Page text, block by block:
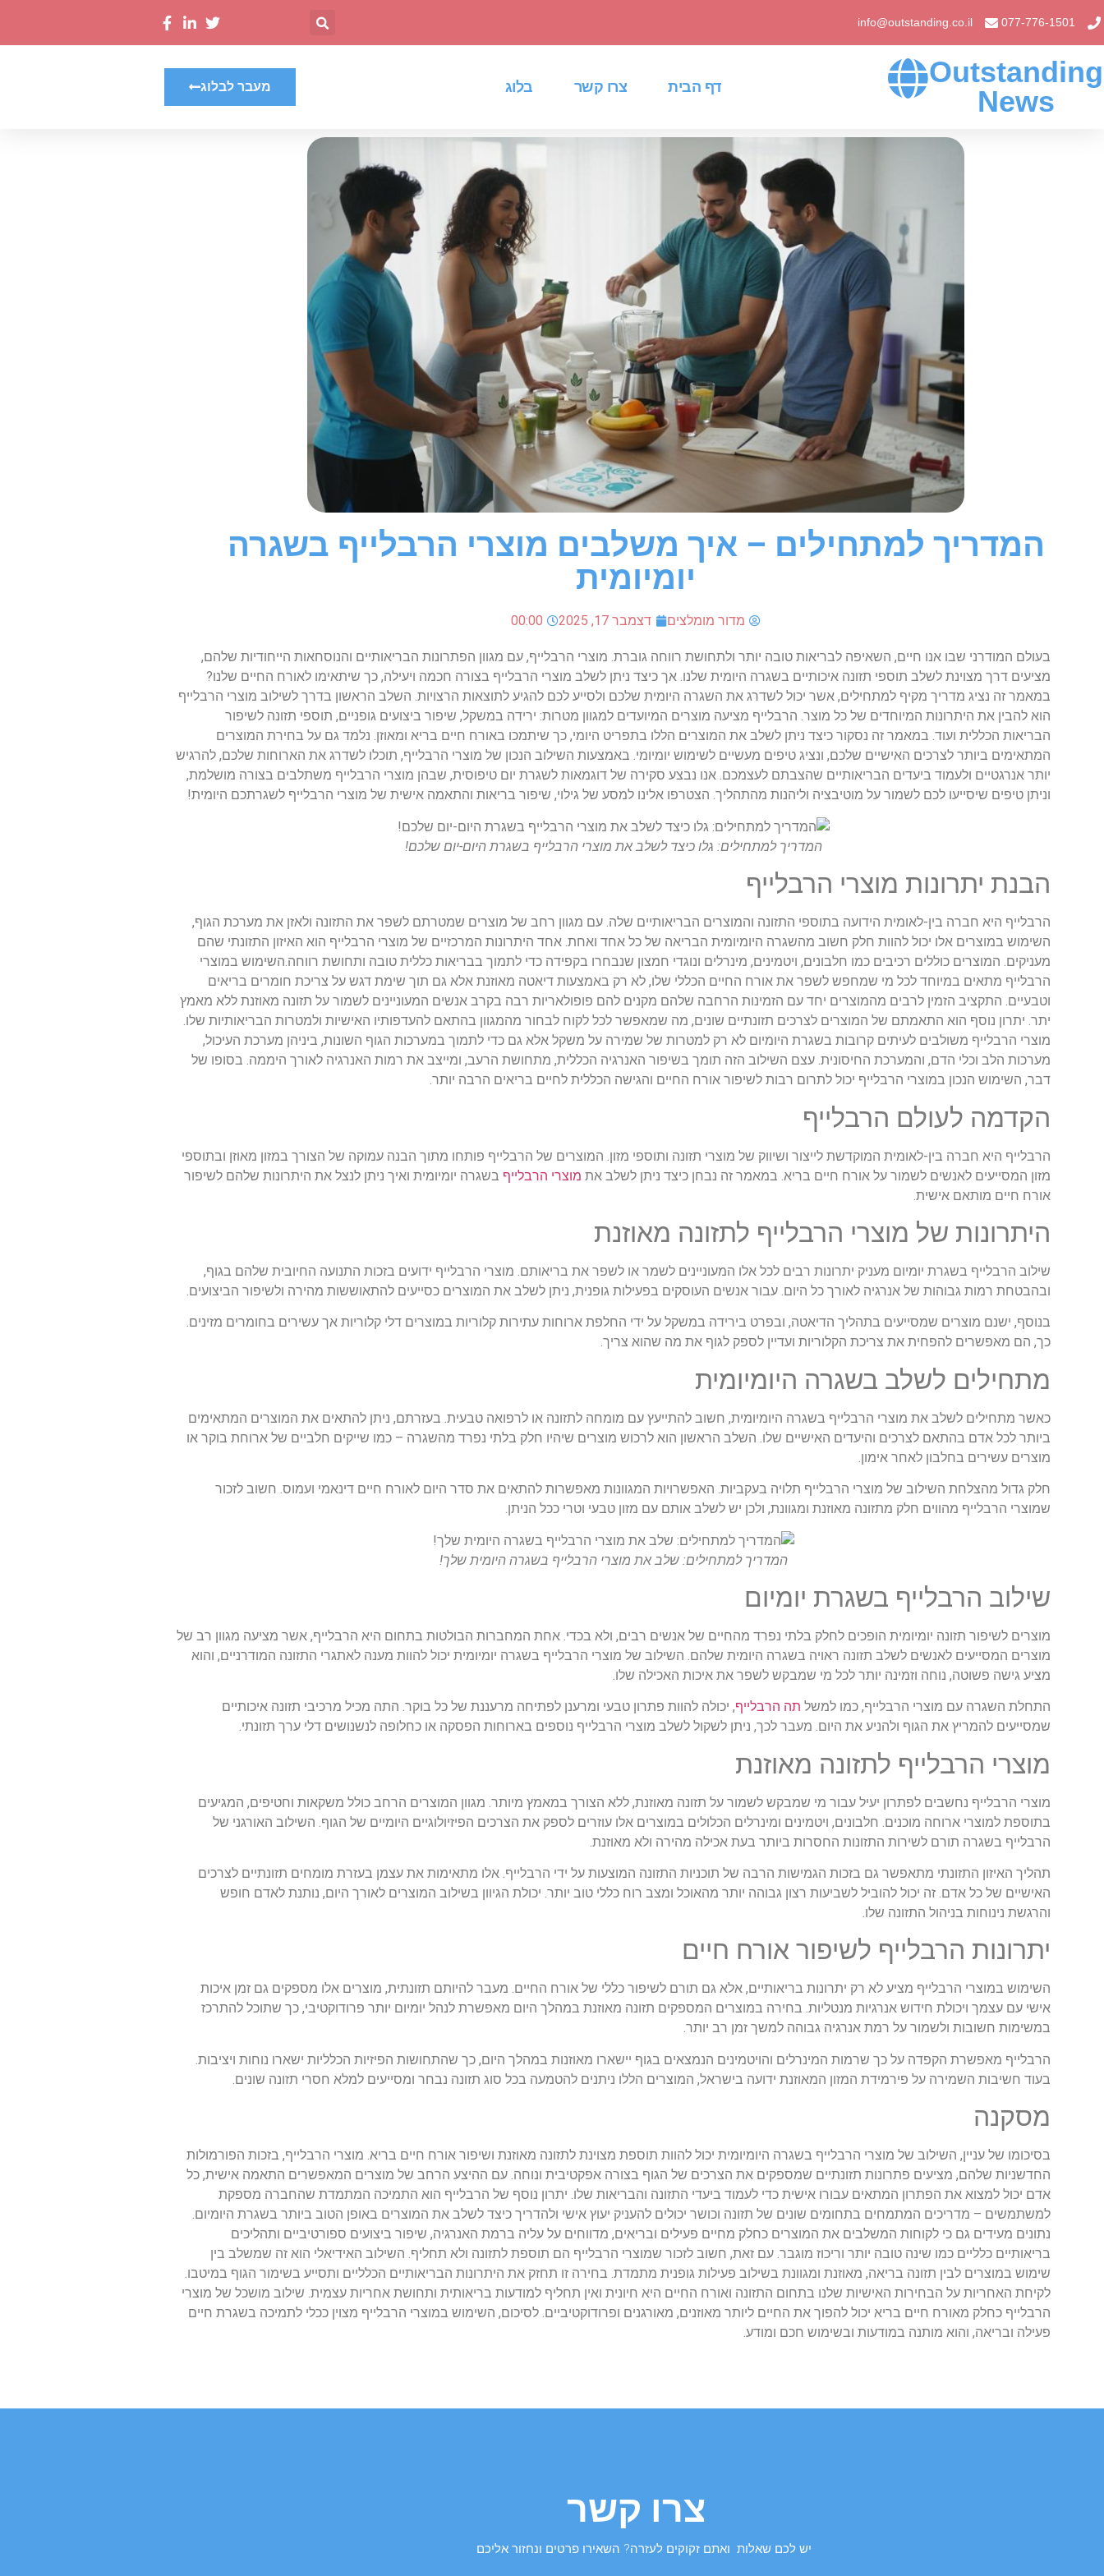
077-776-1501
info@outstanding.co.il
Outstanding
News
דף הבית צרו קשר בלוג מעבר לבלוג
המדריך למתחילים – איך משלבים מוצרי הרבלייף בשגרה
יומיומית
מדור מומלצים דצמבר 17, 2025 00:00
בעולם המודרני שבו אנו חיים, השאיפה לבריאות טובה יותר ולתחושת רווחה גוברת. מוצרי הרבלייף, עם מגוון הפתרונות הבריאותיים והנוסחאות הייחודיות שלהם,
מציעים דרך מצוינת לשלב תוספי תזונה איכותיים בשגרה היומית שלנו. אך כיצד ניתן לשלב מוצרי הרבלייף בצורה חכמה ויעילה, כך שיתאימו לאורח החיים שלנו?
במאמר זה נציג מדריך מקיף למתחילים, אשר יכול לשדרג את השגרה היומית שלכם ולסייע לכם להגיע לתוצאות הרצויות. השלב הראשון בדרך לשילוב מוצרי הרבלייף
הוא להבין את היתרונות המיוחדים של כל מוצר. הרבלייף מציעה מוצרים המיועדים למגוון מטרות: ירידה במשקל, שיפור ביצועים גופניים, תוספי תזונה לשיפור
הבריאות הכללית ועוד. במאמר זה נסקור כיצד ניתן לשלב את המוצרים הללו בתפריט היומי, כך שיתמכו באורח חיים בריא ומאוזן. נלמד גם על בחירת המוצרים
המתאימים ביותר לצרכים האישיים שלכם, ונציג טיפים מעשיים לשימוש יומיומי. באמצעות השילוב הנכון של מוצרי הרבלייף, תוכלו לשדרג את הארוחות שלכם, להרגיש
יותר אנרגטיים ולעמוד ביעדים הבריאותיים שהצבתם לעצמכם. אנו נבצע סקירה של דוגמאות לשגרת יום טיפוסית, שבהן מוצרי הרבלייף משתלבים בצורה מושלמת,
וניתן טיפים שיסייעו לכם לשמור על מוטיבציה וליהנות מהתהליך. הצטרפו אלינו למסע של גילוי, שיפור בריאות והתאמה אישית של מוצרי הרבלייף לשגרתכם היומית!
המדריך למתחילים: גלו כיצד לשלב את מוצרי הרבלייף בשגרת היום-יום שלכם!
הבנת יתרונות מוצרי הרבלייף
הרבלייף היא חברה בין-לאומית הידועה בתוספי התזונה והמוצרים הבריאותיים שלה. עם מגוון רחב של מוצרים שמטרתם לשפר את התזונה ולאזן את מערכת הגוף,
השימוש במוצרים אלו יכול להוות חלק חשוב מהשגרה היומיומית הבריאה של כל אחד ואחת. אחד היתרונות המרכזיים של מוצרי הרבלייף הוא האיזון התזונתי שהם
מעניקים. המוצרים כוללים רכיבים כמו חלבונים, ויטמינים, מינרלים ונוגדי חמצון שנבחרו בקפידה כדי לתמוך בבריאות כללית טובה ותחושת רווחה.השימוש במוצרי
הרבלייף מתאים במיוחד לכל מי שמחפש לשפר את אורח החיים הכללי שלו, לא רק באמצעות דיאטה מאוזנת אלא גם תוך שימת דגש על צריכת חומרים בריאים
וטבעיים. התקציב הזמין לרבים מהמוצרים יחד עם הזמינות הרחבה שלהם מקנים להם פופולאריות רבה בקרב אנשים המעוניינים לשמור על תזונה מאוזנת ללא מאמץ
יתר. יתרון נוסף הוא התאמתם של המוצרים לצרכים תזונתיים שונים, מה שמאפשר לכל לקוח לבחור מהמגוון בהתאם להעדפותיו האישיות ולמטרות הבריאותיות שלו.
מוצרי הרבלייף משולבים לעיתים קרובות בשגרת היומיום לא רק למטרות של שמירה על משקל אלא גם כדי לתמוך במערכות הגוף השונות, ביניהן מערכת העיכול,
מערכות הלב וכלי הדם, והמערכת החיסונית. עצם השילוב הזה תומך בשיפור האנרגיה הכללית, מתחושת הרעב, ומייצב את רמות האנרגיה לאורך היממה. בסופו של
דבר, השימוש הנכון במוצרי הרבלייף יכול לתרום רבות לשיפור אורח החיים והגישה הכללית לחיים בריאים הרבה יותר.
הקדמה לעולם הרבלייף
הרבלייף היא חברה בין-לאומית המוקדשת לייצור ושיווק של מוצרי תזונה ותוספי מזון. המוצרים של הרבלייף פותחו מתוך הבנה עמוקה של הצורך במזון מאוזן ובתוספי
מזון המסייעים לאנשים לשמור על אורח חיים בריא. במאמר זה נבחן כיצד ניתן לשלב את מוצרי הרבלייף בשגרה יומיומית ואיך ניתן לנצל את היתרונות שלהם לשיפור
אורח חיים מותאם אישית.
היתרונות של מוצרי הרבלייף לתזונה מאוזנת
שילוב הרבלייף בשגרת יומיום מעניק יתרונות רבים לכל אלו המעוניינים לשמר או לשפר את בריאותם. מוצרי הרבלייף ידועים בזכות התנועה החיובית שלהם בגוף,
ובהבטחת רמות גבוהות של אנרגיה לאורך כל היום. עבור אנשים העוסקים בפעילות גופנית, ניתן לשלב את המוצרים כסייעים להתאוששות מהירה ולשיפור הביצועים.
בנוסף, ישנם מוצרים שמסייעים בתהליך הדיאטה, ובפרט בירידה במשקל על ידי החלפת ארוחות עתירות קלוריות במוצרים דלי קלוריות אך עשירים בחומרים מזינים.
כך, הם מאפשרים להפחית את צריכת הקלוריות ועדיין לספק לגוף את מה שהוא צריך.
מתחילים לשלב בשגרה היומיומית
כאשר מתחילים לשלב את מוצרי הרבלייף בשגרה היומיומית, חשוב להתייעץ עם מומחה לתזונה או לרפואה טבעית. בעזרתם, ניתן להתאים את המוצרים המתאימים
ביותר לכל אדם בהתאם לצרכים והיעדים האישיים שלו. השלב הראשון הוא לרכוש מוצרים שיהיו חלק בלתי נפרד מהשגרה – כמו שייקים חלביים של ארוחת בוקר או
מוצרים עשירים בחלבון לאחר אימון.
חלק גדול מהצלחת השילוב של מוצרי הרבלייף תלויה בעקביות. האפשרויות המגוונות מאפשרות להתאים את סדר היום לאורח חיים דינאמי ועמוס. חשוב לזכור
שמוצרי הרבלייף מהווים חלק מתזונה מאוזנת ומגוונת, ולכן יש לשלב אותם עם מזון טבעי וטרי ככל הניתן.
המדריך למתחילים: שלב את מוצרי הרבלייף בשגרה היומית שלך!
שילוב הרבלייף בשגרת יומיום
מוצרים לשיפור תזונה יומיומית הופכים לחלק בלתי נפרד מהחיים של אנשים רבים, ולא בכדי. אחת המחברות הבולטות בתחום היא הרבלייף, אשר מציעה מגוון רב של
מוצרים המסייעים לאנשים לשלב תזונה ראויה בשגרה היומית שלהם. השילוב של מוצרי הרבלייף בשגרה יומיומית יכול להוות מענה לאתגרי התזונה המודרניים, והוא
מציע גישה פשוטה, נוחה וזמינה יותר לכל מי שמבקש לשפר את איכות האכילה שלו.
התחלת השגרה עם מוצרי הרבלייף, כמו למשל תה הרבלייף, יכולה להוות פתרון טבעי ומרענן לפתיחה מרעננת של כל בוקר. התה מכיל מרכיבי תזונה איכותיים
שמסייעים להמריץ את הגוף ולהניע את היום. מעבר לכך, ניתן לשקול לשלב מוצרי הרבלייף נוספים בארוחות הפסקה או כחלופה לנשנושים דלי ערך תזונתי.
מוצרי הרבלייף לתזונה מאוזנת
מוצרי הרבלייף נחשבים לפתרון יעיל עבור מי שמבקש לשמור על תזונה מאוזנת, ללא הצורך במאמץ מיותר. מגוון המוצרים הרחב כולל משקאות וחטיפים, המגיעים
בתוספת למוצרי ארוחה מוכנים. חלבונים, ויטמינים ומינרלים הכלולים במוצרים אלו עוזרים לספק את הצרכים הפיזיולוגיים היומיים של הגוף. השילוב האורגני של
הרבלייף בשגרה תורם לשירות התזונות החסרות ביותר בעת אכילה מהירה ולא מאוזנת.
תהליך האיזון התזונתי מתאפשר גם בזכות הגמישות הרבה של תוכניות התזונה המוצעות על ידי הרבלייף. אלו מתאימות את עצמן בעזרת מומחים תזונתיים לצרכים
האישיים של כל אדם. זה יכול להוביל לשביעות רצון גבוהה יותר מהאוכל ומצב רוח כללי טוב יותר. יכולת הגיוון בשילוב המוצרים לאורך היום, נותנת לאדם חופש
והרגשת נינוחות בניהול התזונה שלו.
יתרונות הרבלייף לשיפור אורח חיים
השימוש במוצרי הרבלייף מציע לא רק יתרונות בריאותיים, אלא גם תורם לשיפור כללי של אורח החיים. מעבר להיותם תזונתית, מוצרים אלו מספקים גם זמן איכות
אישי עם עצמך ויכולת חידוש אנרגיות מנטליות. בחירה במוצרים המספקים תזונה מאוזנת במהלך היום מאפשרת לנהל יומיום יותר פרודוקטיבי, כך שתוכל להתרכז
במשימות חשובות ולשמור על רמת אנרגיה גבוהה למשך זמן רב יותר.
הרבלייף מאפשרת הקפדה על כך שרמות המינרלים והויטמינים הנמצאים בגוף יישארו מאוזנות במהלך היום, כך שהתחושות הפיזיות הכלליות ישארו נוחות ויציבות.
בעוד חשיבות השמירה על פירמידת המזון המאוזנת ידועה בישראל, המוצרים הללו ניתנים להטמעה בכל סוג תזונה נבחר ומסייעים למלא חסרי תזונה שונים.
מסקנה
בסיכומו של עניין, השילוב של מוצרי הרבלייף בשגרה היומיומית יכול להוות תוספת מצוינת לתזונה מאוזנת ושיפור אורח חיים בריא. מוצרי הרבלייף, בזכות הפורמולות
החדשניות שלהם, מציעים פתרונות תזונתיים שמספקים את הצרכים של הגוף בצורה אפקטיבית ונוחה. עם ההיצע הרחב של מוצרים המאפשרים התאמה אישית, כל
אדם יכול למצוא את הפתרון המתאים עבורו אישית כדי לעמוד ביעדי התזונה והבריאות שלו. יתרון נוסף של הרבלייף הוא התמיכה המתמדת שהחברה מספקת
למשתמשים – מדריכים המתמחים בתחומים שונים של תזונה וכושר יכולים להעניק יעוץ אישי ולהדריך כיצד לשלב את המוצרים באופן הטוב ביותר בשגרת היומיום.
נתונים מעידים גם כי לקוחות המשלבים את המוצרים כחלק מחיים פעילים ובריאים, מדווחים על עליה ברמת האנרגיה, שיפור ביצועים ספורטיביים ותהליכים
בריאותיים כלליים כמו שינה טובה יותר וריכוז מוגבר. עם זאת, חשוב לזכור שמוצרי הרבלייף הם תוספת לתזונה ולא תחליף. השילוב האידיאלי הוא זה שמשלב בין
שימוש במוצרים לבין תזונה בריאה, מאוזנת ומגוונת בשילוב פעילות גופנית מתמדת. בחירה זו תחזק את היתרונות הבריאותיים הכלליים ותסייע בשימור הגוף במיטבו.
לקיחת האחריות על הבחירות האישיות שלנו בתחום התזונה ואורח החיים היא חיונית ואין תחליף למודעות בריאותית ותחושת אחריות עצמית. שילוב מושכל של מוצרי
הרבלייף כחלק מאורח חיים בריא יכול להפוך את החיים ליותר מאוזנים, מאורגנים ופרודוקטיביים. לסיכום, השימוש במוצרי הרבלייף מצוין ככלי לתמיכה בשגרת חיים
פעילה ובריאה, והוא מותנה במודעות ובשימוש חכם ומודע.
צרו קשר
יש לכם שאלות ואתם זקוקים לעזרה? השאירו פרטים ונחזור אליכם